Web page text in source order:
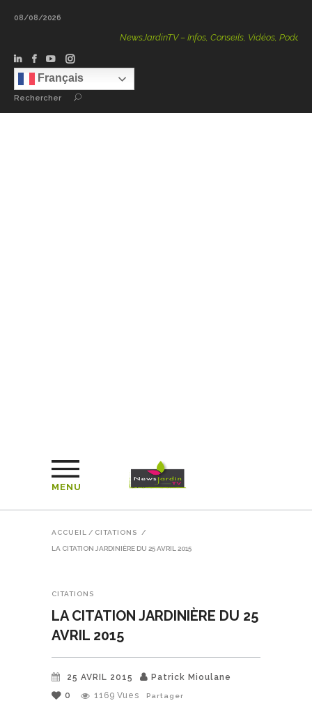
08/08/2026
NewsJardinTV – Infos, Conseils, Vidéos, Podcasts – 100
Français
Rechercher
MENU
ACCUEIL / CITATIONS /
LA CITATION JARDINIÈRE DU 25 AVRIL 2015
CITATIONS
LA CITATION JARDINIÈRE DU 25
AVRIL 2015
25 AVRIL 2015
Patrick Mioulane
0
1169 Vues Partager